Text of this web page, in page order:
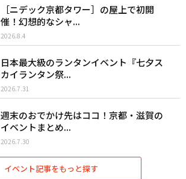
［ニデック京都タワー］の屋上で初開
催！幻想的なシャ...
2026.8.4
日本最大級のランタンイベント『七夕ス
カイランタン祭...
2026.7.31
週末のおでかけ先はココ！京都・滋賀の
イベントまとめ...
2026.7.30
イベント記事をもっと探す